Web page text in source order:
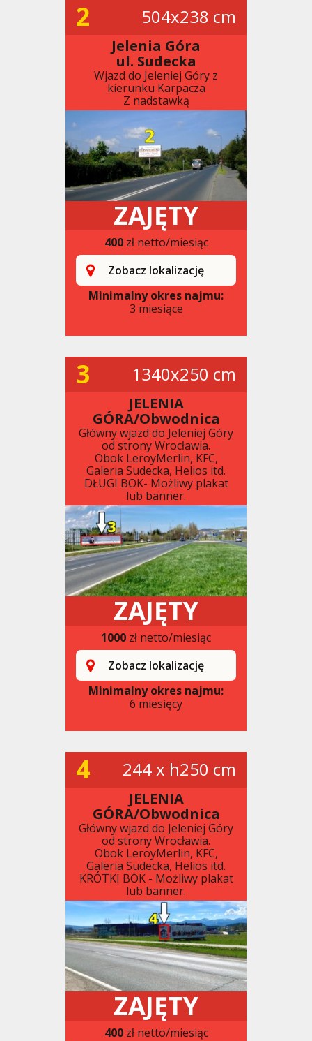
2 504x238 cm
Jelenia Góra
ul. Sudecka
Wjazd do Jeleniej Góry z
kierunku Karpacza
Z nadstawką
ZAJĘTY
400zł netto/miesiąc
Zobacz lokalizację
Minimalny okres najmu:
3 miesiące
3 1340x250 cm
JELENIA
GÓRA/Obwodnica
Główny wjazd do Jeleniej Góry
od strony Wrocławia.
Obok LeroyMerlin, KFC,
Galeria Sudecka, Helios itd.
DŁUGI BOK- Możliwy plakat
lub banner.
ZAJĘTY
1000 zł netto/miesiąc
Zobacz lokalizację
Minimalny okres najmu:
6 miesięcy
4 244 x h250 cm
JELENIA
GÓRA/Obwodnica
Główny wjazd do Jeleniej Góry
od strony Wrocławia.
Obok LeroyMerlin, KFC,
Galeria Sudecka, Helios itd.
KRÓTKI BOK - Możliwy plakat
lub banner.
ZAJĘTY
400zł netto/miesiąc